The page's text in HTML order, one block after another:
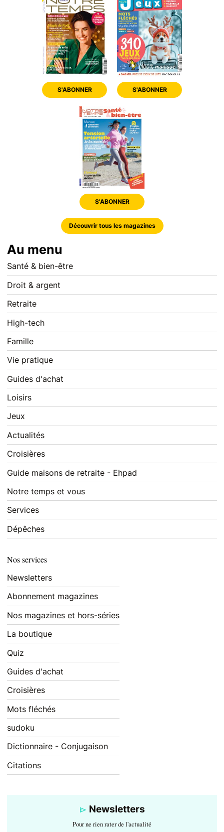
S'ABONNER S'ABONNER
S'ABONNER
Découvrir tous les magazines
Au menu
Santé & bien-être
Droit & argent
Retraite
High-tech
Famille
Vie pratique
Guides d'achat
Loisirs
Jeux
Actualités
Croisières
Guide maisons de retraite - Ehpad
Notre temps et vous
Services
Dépêches
Nos services
Newsletters
Abonnement magazines
Nos magazines et hors-séries
La boutique
Quiz
Guides d'achat
Croisières
Mots fléchés
sudoku
Dictionnaire - Conjugaison
Citations
Newsletters
Pour ne rien rater de l'actualité